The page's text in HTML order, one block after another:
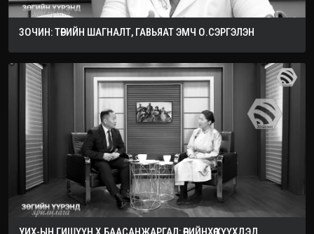
ЗОЧИН: ТӨРИЙН ШАГНАЛТ, ГАВЬЯАТ ЭМЧ О.СЭРГЭЛЭН